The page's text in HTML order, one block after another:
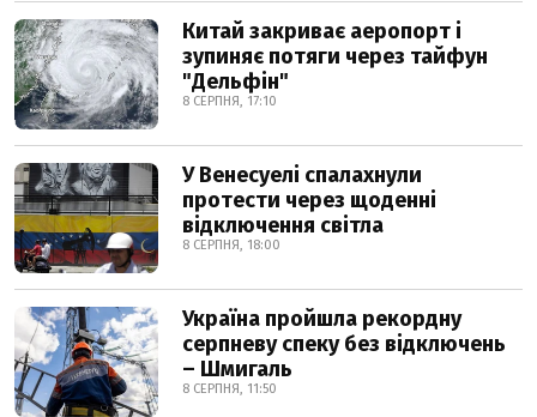
Китай закриває аеропорт і
зупиняє потяги через тайфун
"Дельфін"
8 СЕРПНЯ, 17:10
У Венесуелі спалахнули
протести через щоденні
відключення світла
8 СЕРПНЯ, 18:00
Україна пройшла рекордну
серпневу спеку без відключень
– Шмигаль
8 СЕРПНЯ, 11:50